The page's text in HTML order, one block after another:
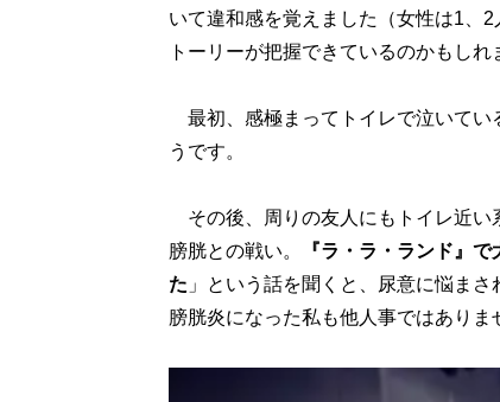
いて違和感を覚えました（女性は1、
トーリーが把握できているのかもし
最初、感極まってトイレで泣いてい
うです。
その後、周りの友人にもトイレ近い
膀胱との戦い。
『ラ・ラ・ランド』
た 」という話を聞くと、尿意に悩ま
膀胱炎になった私も他人事ではありま